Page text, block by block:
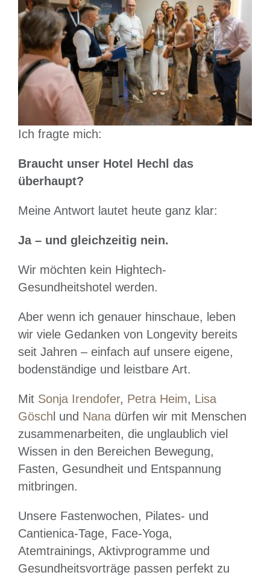
Ich fragte mich:
Braucht unser Hotel Hechl das
überhaupt?
Meine Antwort lautet heute ganz klar:
Ja – und gleichzeitig nein.
Wir möchten kein Hightech-
Gesundheitshotel werden.
Aber wenn ich genauer hinschaue, leben
wir viele Gedanken von Longevity bereits
seit Jahren – einfach auf unsere eigene,
bodenständige und leistbare Art.
Mit Sonja Irendofer, Petra Heim, Lisa
Gösch l und Nanadürfen wir mit Menschen
zusammenarbeiten, die unglaublich viel
Wissen in den Bereichen Bewegung,
Fasten, Gesundheit und Entspannung
mitbringen.
Unsere Fastenwochen, Pilates- und
Cantienica-Tage, Face-Yoga,
Atemtrainings, Aktivprogramme und
Gesundheitsvorträge passen perfekt zu